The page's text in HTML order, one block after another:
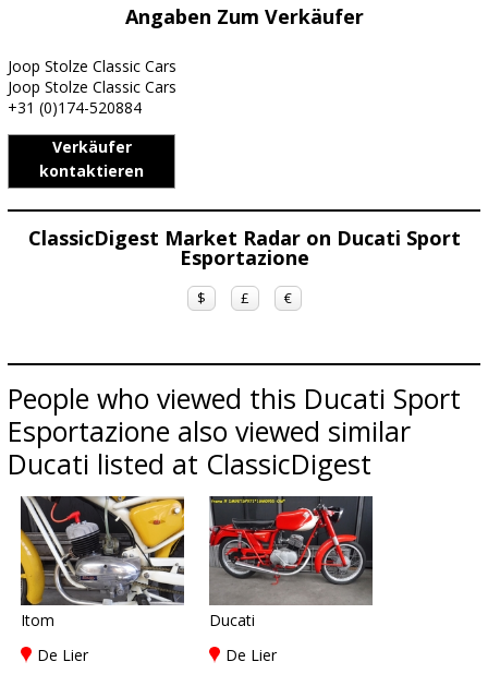
Angaben Zum Verkäufer
Joop Stolze Classic Cars
Joop Stolze Classic Cars
+31 (0)174-520884
Verkäufer
kontaktieren
ClassicDigest Market Radar on Ducati Sport
Esportazione
$ £ €
People who viewed this Ducati Sport
Esportazione also viewed similar
Ducati listed at ClassicDigest
Itom
De Lier
Ducati
De Lier